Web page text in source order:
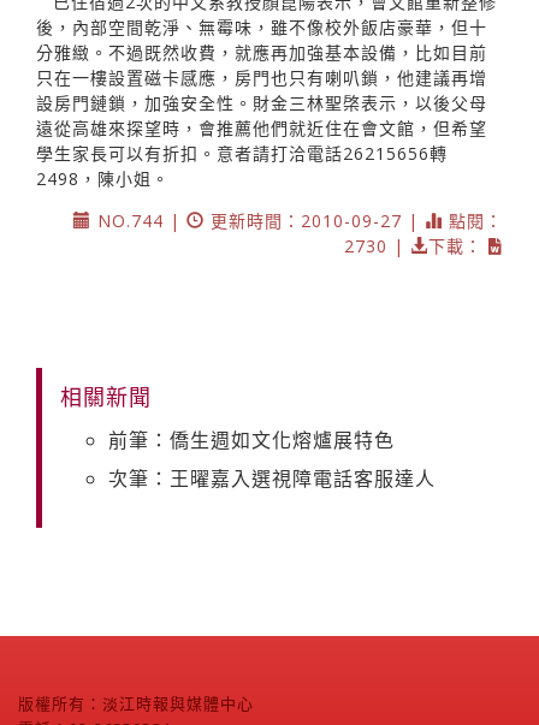
後，內部空間乾淨、無霉味，雖不像校外飯店豪華，但十
分雅緻。不過既然收費，就應再加強基本設備，比如目前
只在一樓設置磁卡感應，房門也只有喇叭鎖，他建議再增
設房門鏈鎖，加強安全性。財金三林聖棨表示，以後父母
遠從高雄來探望時，會推薦他們就近住在會文館，但希望
學生家長可以有折扣。意者請打洽電話26215656轉
2498，陳小姐。
NO.744 |
更新時間：2010-09-27 |
點閱：
2730 |
下載：
相關新聞
前筆：僑生週如文化熔爐展特色
次筆：王曜嘉入選視障電話客服達人
版權所有：淡江時報與媒體中心